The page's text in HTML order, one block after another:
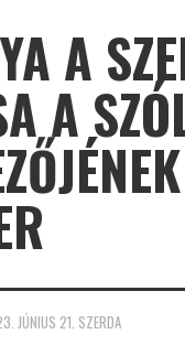
A
A
JÚNIUS 21. SZERDA